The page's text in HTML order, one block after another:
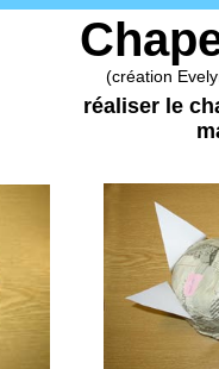
(création
réaliser le